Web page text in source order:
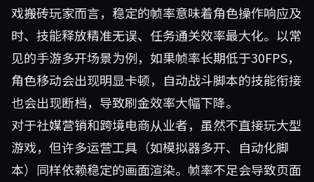
戏搬砖玩家而言，稳定的帧率意味着角色操作响应及
时、技能释放精准无误、任务通关效率最大化。以常
见的手游多开场景为例，如果帧率长期低于30FPS，
角色移动会出现明显卡顿，自动战斗脚本的技能衔接
也会出现断档，导致刷金效率大幅下降。
对于社媒营销和跨境电商从业者，虽然不直接玩大型
游戏，但许多运营工具（如模拟器多开、自动化脚
本）同样依赖稳定的画面渲染。帧率不足会导致页面